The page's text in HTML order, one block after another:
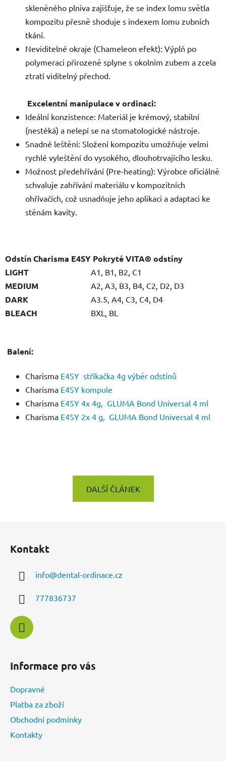
skleněného plniva zajišťuje, že se index lomu světla
kompozitu přesně shoduje s indexem lomu zubních
tkání.
Neviditelné okraje (Chameleon efekt): Výplň po
polymeraci přirozeně splyne s okolním zubem a zcela
ztratí viditelný přechod.
Excelentní manipulace v ordinaci:
Ideální konzistence: Materiál je krémový, stabilní
(nestéká) a nelepí se na stomatologické nástroje.
Snadné leštění: Složení kompozitu umožňuje velmi
rychlé vyleštění do vysokého, dlouhotrvajícího lesku.
Možnost předehřívání (Pre-heating): Výrobce oficiálně
schvaluje zahřívání materiálu v kompozitních
ohřívačích, což usnadňuje jeho aplikaci a adaptaci ke
stěnám kavity.
Odstín Charisma E4SY Pokryté VITA® odstíny
LIGHT
A1, B1, B2, C1
MEDIUM A2, A3, B3, B4, C2, D2, D3
DARK A3.5, A4, C3, C4, D4
BLEACH BXL, BL
Balení:
Charisma E4SY stříkačka 4g výběr odstínů
Charisma E4SY kompule
Charisma E4SY 4x 4g, GLUMA Bond Universal 4 ml
Charisma E4SY 2x 4 g, GLUMA Bond Universal 4 ml
DALŠÍ ČLÁNEK
Kontakt
info@dental-ordinace.cz
777836737
Informace pro vás
Dopravné
Platba za zboží
Obchodní podmínky
Kontakty